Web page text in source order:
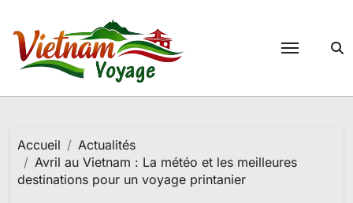
contenu
Accueil
Actualités
Avril au Vietnam : La météo et les meilleures
destinations pour un voyage printanier